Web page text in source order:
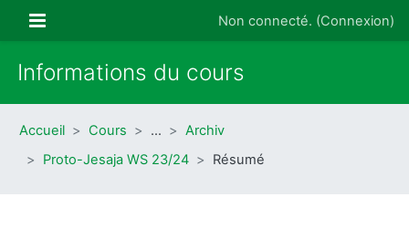
Panneau latéral Non connecté. (Connexion)
Informations du cours
Accueil Cours …
Archiv
Proto-Jesaja WS 23/24
Résumé